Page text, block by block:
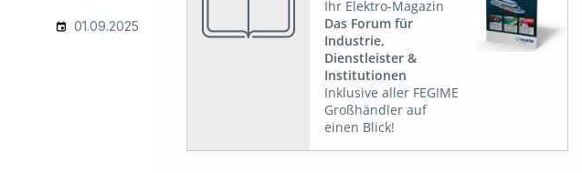
Ihr Elektro-Magazin
Das Forum für
Industrie,
Dienstleister &
Institutionen
Inklusive aller FEGIME
Großhändler auf
einen Blick!